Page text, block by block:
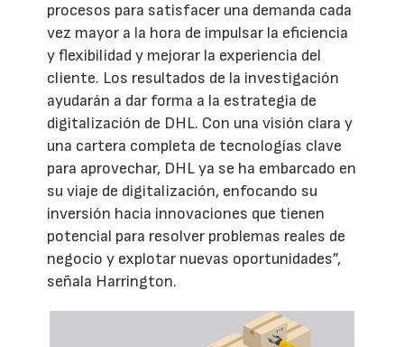
procesos para satisfacer una demanda cada
vez mayor a la hora de impulsar la eficiencia
y flexibilidad y mejorar la experiencia del
cliente. Los resultados de la investigación
ayudarán a dar forma a la estrategia de
digitalización de DHL. Con una visión clara y
una cartera completa de tecnologías clave
para aprovechar, DHL ya se ha embarcado en
su viaje de digitalización, enfocando su
inversión hacia innovaciones que tienen
potencial para resolver problemas reales de
negocio y explotar nuevas oportunidades”,
señala Harrington.